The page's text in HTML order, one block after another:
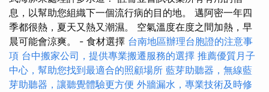
息，以幫助您組織下一個流行病的目的地。 邁阿密一年四
季都很熱，夏天又熱又潮濕。 空氣溫度在度之間加熱，早
晨可能會涼爽。 - 食材選擇 台南地區辦理台胞證的注意事
項 台中搬家公司，提供專業搬遷服務的選擇 推薦優質月子
中心，幫助您找到最適合的照顧場所 藍芽助聽器，無線藍
芽助聽器，讓聽覺體驗更方便 外牆漏水，專業技術及時修